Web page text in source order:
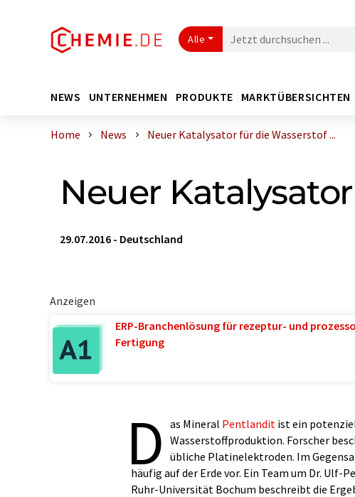
Alle
NEWS UNTERNEHMEN PRODUKTE MARKTÜBERSICHTEN
Home News Neuer Katalysator für die Wasserstof ...
Neuer
29.07.2016 - Deutschland
Anzeigen
ERP-Branchenlösung für rezeptur- und
Fertigung
D as Mineral Pentlandit ist ein
Wasserstoffproduktion. Forscher
übliche Platinelektroden. Im
häufig auf der Erde vor. Ein Team um Dr. Ulf-
Ruhr-Universität Bochum beschreibt die